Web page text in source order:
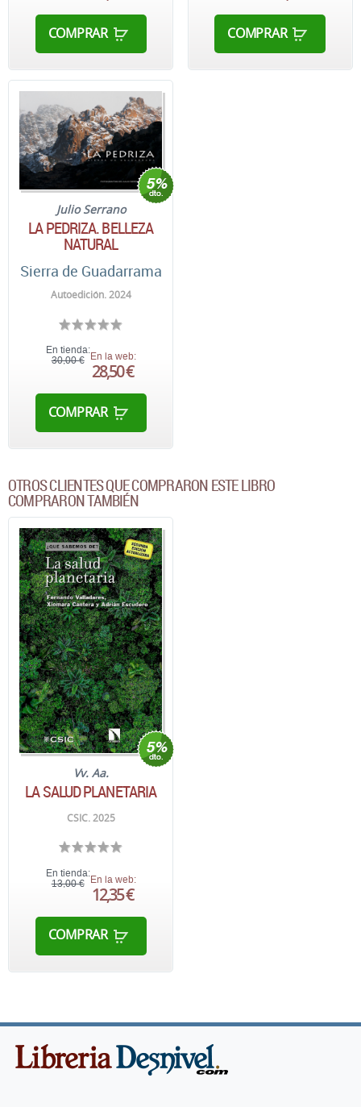
COMPRAR COMPRAR
Julio Serrano
LA PEDRIZA. BELLEZA
NATURAL
Sierra de Guadarrama
Autoedición. 2024
En tienda:
30,00 € En la web:
28,50 €
COMPRAR
OTROS CLIENTES QUE COMPRARON ESTE LIBRO
COMPRARON TAMBIÉN
Vv. Aa.
LA SALUD PLANETARIA
CSIC. 2025
En tienda:
13,00 € En la web:
12,35 €
COMPRAR